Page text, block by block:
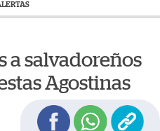
a salvadoreños
Agostinas